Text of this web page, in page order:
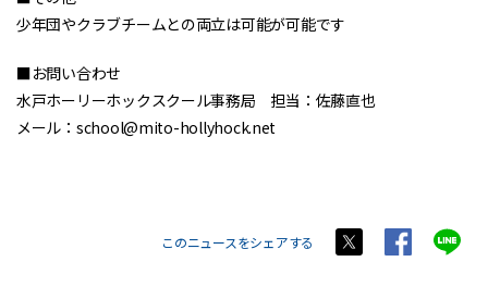
少年団やクラブチームとの両立は可能が可能です
■お問い合わせ
水戸ホーリーホックスクール事務局 担当：佐藤直也
メール：school@mito-hollyhock.net
このニュースをシェアする